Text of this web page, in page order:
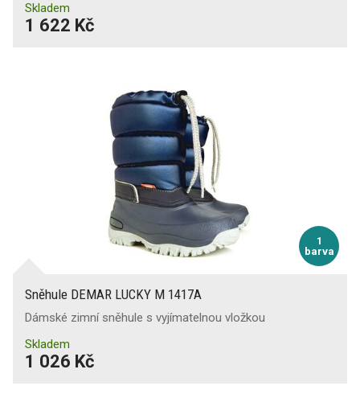
Skladem
1 622 Kč
1
barva
Sněhule DEMAR LUCKY M 1417A
Dámské zimní sněhule s vyjímatelnou vložkou
Skladem
1 026 Kč